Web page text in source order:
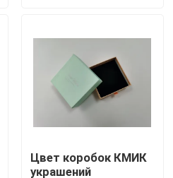
коробка
упаковывая коробки
Цвет коробок КМИК
украшений